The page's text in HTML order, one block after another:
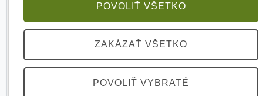
POVOLIŤ VŠETKO
ZAKÁZAŤ VŠETKO
POVOLIŤ VYBRATÉ